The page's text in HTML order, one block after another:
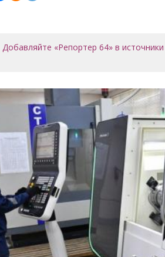
Добавляйте «Репортер 64» в